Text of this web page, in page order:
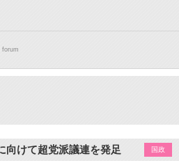
forum
向けて超党派議連を発足 国政